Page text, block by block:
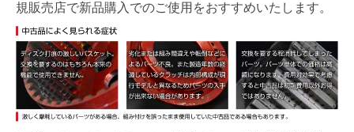
規販売店で新品購入でのご使用をおすすめいたします。